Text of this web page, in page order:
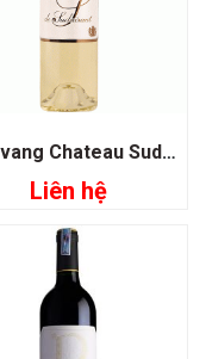
Rượu vang Chateau Suduiraut S De Suduiraut
Liên hệ